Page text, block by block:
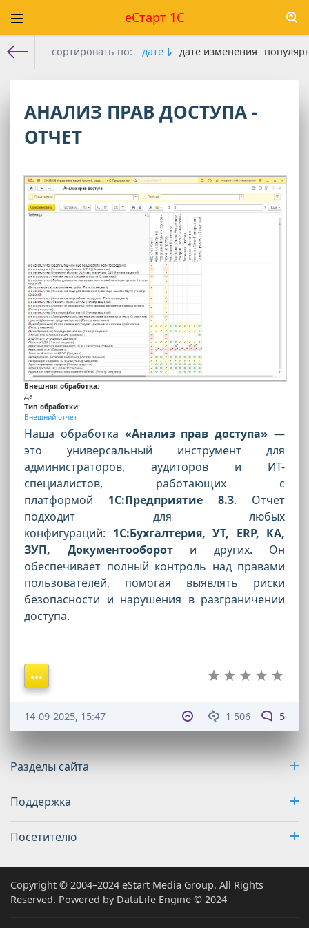
еСтарт 1С
сортировать по: дате дате изменения
АНАЛИЗ ПРАВ ДОСТУПА -
ОТЧЕТ
Внешняя обработка:
Да
Тип обработки:
Внешний отчет
Наша обработка «Анализ прав доступа» —
это универсальный инструмент для
администраторов, аудиторов и ИТ-
специалистов, работающих с
платформой 1С:Предприятие 8.3. Отчет
подходит для любых
конфигураций: 1С:Бухгалтерия, УТ, ERP, КА,
ЗУП, Документообороти других. Он
обеспечивает полный контроль над правами
пользователей, помогая выявлять риски
безопасности и нарушения в разграничении
доступа.
1 506 5
14-09-2025, 15:47
Разделы сайта
Поддержка
Посетителю
Copyright © 2004–2024 eStart Media Group. All Rights
Reserved. Powered by DataLife Engine © 2024